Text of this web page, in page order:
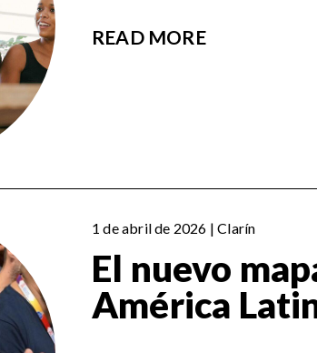
READ MORE
1 de abril de 2026 | Clarín
El nuevo
América